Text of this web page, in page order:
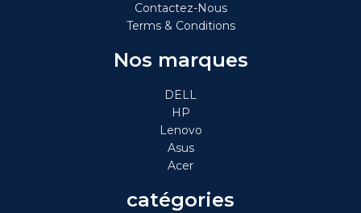
Contactez-Nous
Terms & Conditions
Nos marques
DELL
HP
Lenovo
Asus
Acer
catégories